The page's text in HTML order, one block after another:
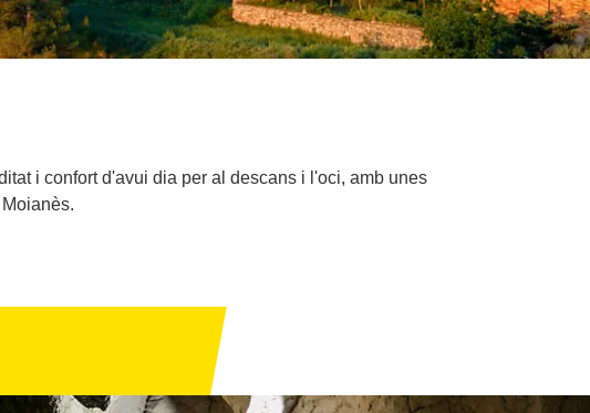
i confort d'avui dia per al descans i l'oci, amb unes